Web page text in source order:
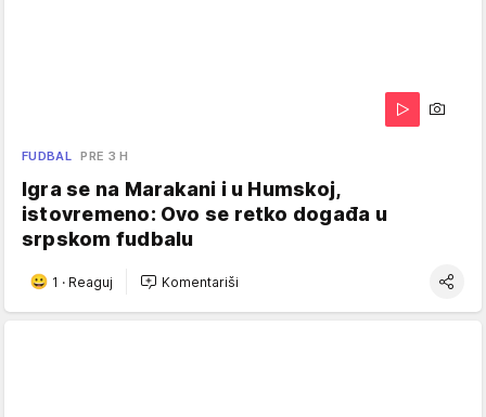
FUDBAL PRE 3 H
Igra se na Marakani i u Humskoj,
istovremeno: Ovo se retko događa u
srpskom fudbalu
1 · Reaguj Komentariši